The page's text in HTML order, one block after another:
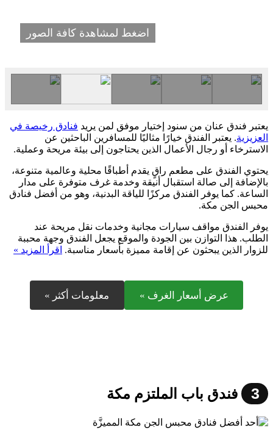
اضغط لمشاهدة كافة الصور
يعتبر فندق عنان من سنود إختيار موفق لمن يريد فنادق رخيصة في
العزيزية. يعتبر الفندق خيارًا مثاليًا للمسافرين الباحثين عن
الاسترخاء أو رجال الأعمال الذين يحتاجون إلى بيئة مريحة وعملية.
يحتوي الفندق على مطعم راقٍ يقدم أطباقًا محلية وعالمية متنوعة،
بالإضافة إلى صالة استقبال أنيقة وخدمة غرف متوفرة على مدار
الساعة. كما يوفر الفندق مركزًا للياقة البدنية، وهو من أفضل فنادق
محبس الجن مكة.
يوفر الفندق مواقف سيارات مجانية وخدمات نقل مريحة عند
الطلب. هذا التوازن بين الجودة والموقع يجعل الفندق وجهة محببة
للزوار الذين يبحثون عن إقامة مميزة بأسعار مناسبة. اقرأ المزيد »
عرض أسعار الغرف » معلومات أكثر »
3 فندق باب الملتزم مكة